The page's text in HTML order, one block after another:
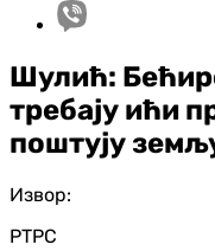
Шулић:
требају ићи
поштују
Извор:
РТРС